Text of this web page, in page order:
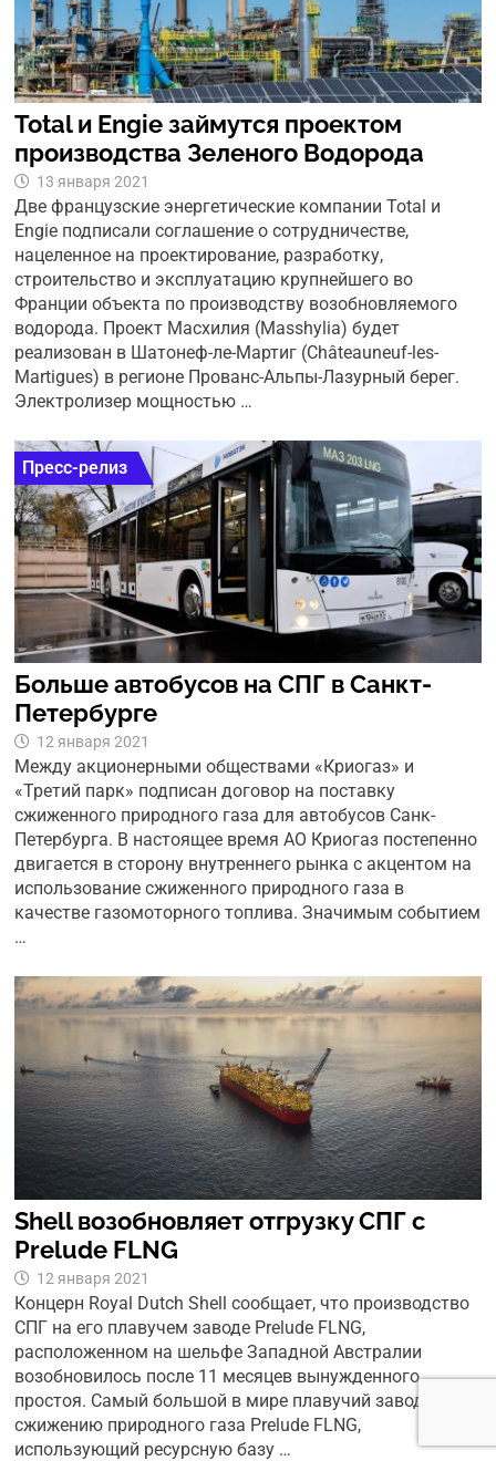
Total и Engie займутся проектом
производства Зеленого Водорода
13 января 2021
Две французские энергетические компании Total и
Engie подписали соглашение о сотрудничестве,
нацеленное на проектирование, разработку,
строительство и эксплуатацию крупнейшего во
Франции объекта по производству возобновляемого
водорода. Проект Масхилия (Masshylia) будет
реализован в Шатонеф-ле-Мартиг (Châteauneuf-les-
Martigues) в регионе Прованс-Альпы-Лазурный берег.
Электролизер мощностью …
Пресс-релиз
Больше автобусов на СПГ в Санкт-
Петербурге
12 января 2021
Между акционерными обществами «Криогаз» и
«Третий парк» подписан договор на поставку
сжиженного природного газа для автобусов Санк-
Петербурга. В настоящее время АО Криогаз постепенно
двигается в сторону внутреннего рынка с акцентом на
использование сжиженного природного газа в
качестве газомоторного топлива. Значимым событием
…
Shell возобновляет отгрузку СПГ с
Prelude FLNG
12 января 2021
Концерн Royal Dutch Shell сообщает, что производство
СПГ на его плавучем заводе Prelude FLNG,
расположенном на шельфе Западной Австралии
возобновилось после 11 месяцев вынужденного
простоя. Самый большой в мире плавучий завод по
сжижению природного газа Prelude FLNG,
использующий ресурсную базу …